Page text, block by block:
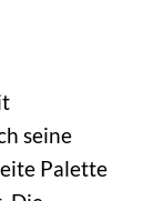
seine
Palette